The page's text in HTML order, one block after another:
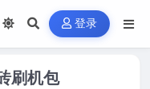
登录
刷机包